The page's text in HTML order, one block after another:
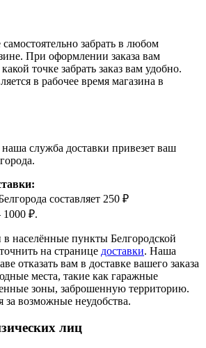
забрать в любом
При оформлении заказа вам
точке забрать заказ вам удобно.
в рабочее время магазина в
служба доставки привезет ваш
составляет 250 ₽
1000 ₽.
в населённые пункты Белгородской
на странице доставки. Наша
отказать вам в доставке вашего заказа
места, такие как гаражные
зоны, заброшенную территорию.
возможные неудобства.
лиц